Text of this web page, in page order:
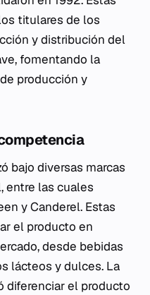
titulares de los
y distribución del
fomentando la
producción y
bajo diversas marcas
entre las cuales
y Canderel. Estas
el producto en
desde bebidas
lácteos y dulces. La
diferenciar el producto